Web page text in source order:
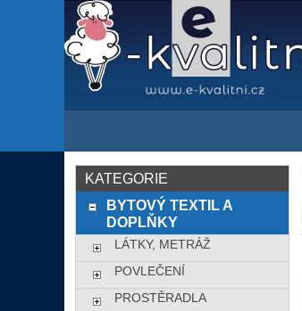
KATEGORIE
BYTOVÝ TEXTIL A
DOPLŇKY
LÁTKY, METRÁŽ
POVLEČENÍ
PROSTĚRADLA